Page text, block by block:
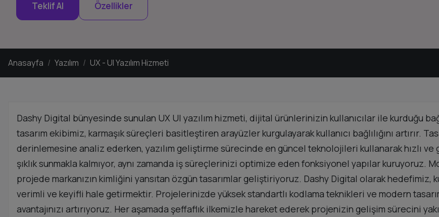
Teklif Al Özellikler
Anasayfa Yazılım UX - UI Yazılım Hizmeti
Dashy Digital bünyesinde sunulan UX UI yazılım hizmeti, dijital ürünlerinizin kullanıcılar ile kurduğu
tasarım ekibimiz, karmaşık süreçleri basitleştiren arayüzler kurgulayarak kullanıcı bağlılığını artırır.
derinlemesine analiz ederken, yazılım geliştirme sürecinde en güncel teknolojileri kullanarak hızlı
şıklık sunmakla kalmıyor, aynı zamanda iş süreçlerinizi optimize eden fonksiyonel yapılar kuruyoruz.
projede markanızın kimliğini yansıtan özgün tasarımlar geliştiriyoruz. Dashy Digital olarak hedefimiz,
verimli ve keyifli hale getirmektir. Projelerinizde yüksek standartlı kodlama teknikleri ve modern
avantajınızı artırıyoruz. Her aşamada şeffaflık ilkemizle hareket ederek projenizin gelişim sürecini